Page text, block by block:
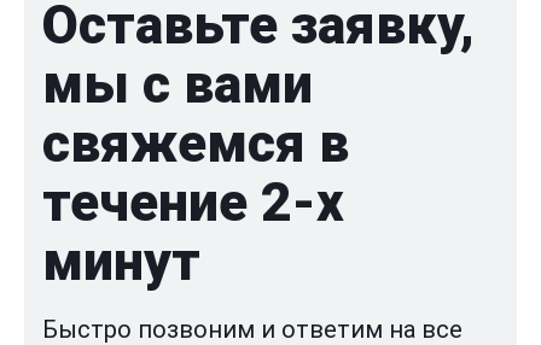
Оставьте заявку,
мы с вами
свяжемся в
течение 2-x
минут
Быстро позвоним и ответим на все